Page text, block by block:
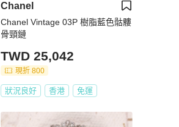
Chanel
Chanel Vintage 03P 樹脂藍色骷髏
骨頸鏈
TWD 25,042
現折 800
狀況良好 香港 免運